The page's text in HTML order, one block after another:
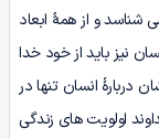
شناسد و از همۀ ابعاد
نیز باید از خود خدا
دربارۀ انسان تنها در
اولویت های زندگی